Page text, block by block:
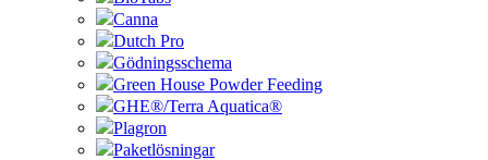
Canna
Dutch Pro
Gödningsschema
Green House Powder Feeding
GHE®/Terra Aquatica®
Plagron
Paketlösningar